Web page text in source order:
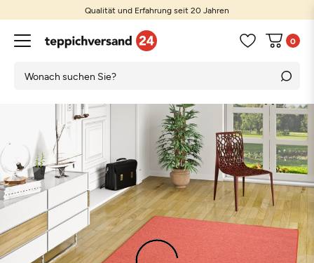
Qualität und Erfahrung seit 20 Jahren
0